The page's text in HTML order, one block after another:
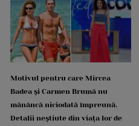
Motivul pentru care Mircea
Badea și Carmen Brumă nu
mănâncă niciodată împreună.
Detalii neștiute din viața lor de